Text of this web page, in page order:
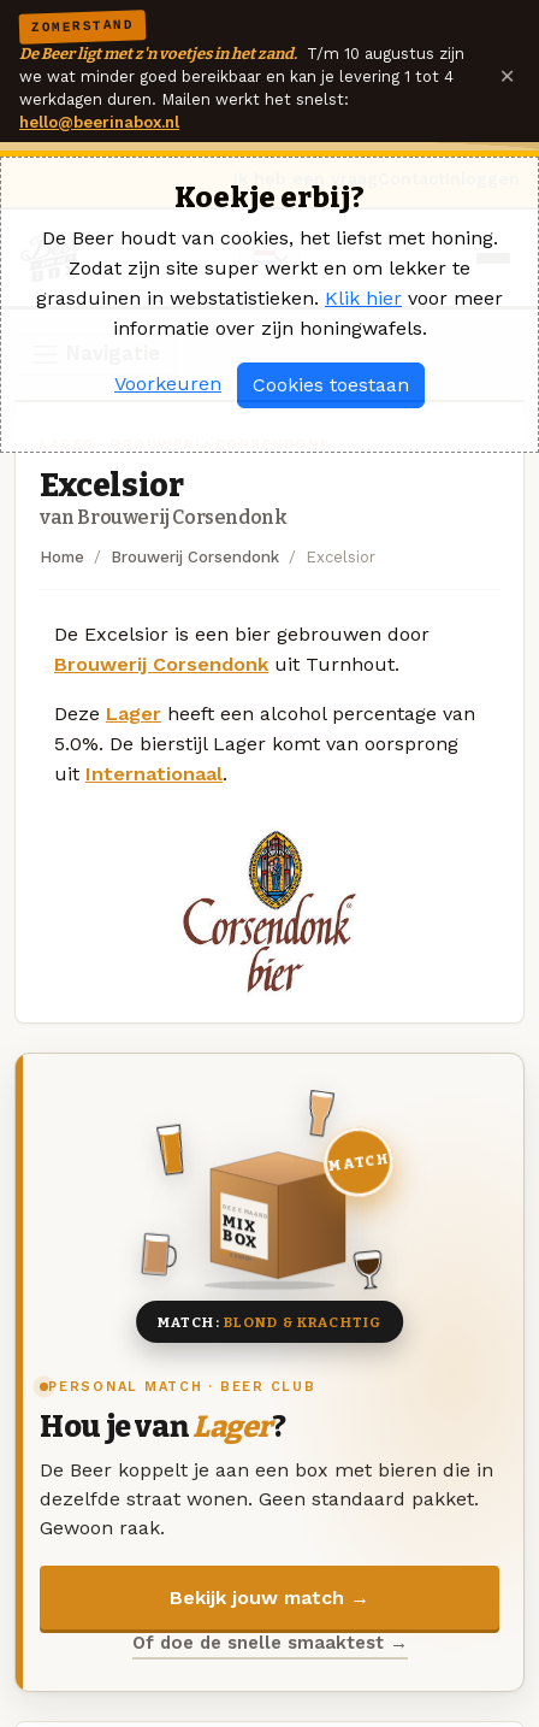
ZOMERSTAND
De Beer ligt met z'n voetjes in het zand. T/m 10 augustus zijn
we wat minder goed bereikbaar en kan je levering 1 tot 4
werkdagen duren. Mailen werkt het snelst:
hello@beerinabox.nl
×
Excelsior
van Brouwerij Corsendonk
Home Brouwerij Corsendonk Excelsior
De Excelsior is een bier gebrouwen door
Brouwerij Corsendonk uit Turnhout.
Deze Lager heeft een alcohol percentage van
5.0%. De bierstijl Lager komt van oorsprong
uit Internationaal.
PERSONAL MATCH · BEER CLUB
Hou je vanLager?
De Beer koppelt je aan een box met bieren die in
dezelfde straat wonen. Geen standaard pakket.
Gewoon raak.
Bekijk jouw match →
Of doe de snelle smaaktest →
DEZE MAAND
MIX
BOX
8 BIEREN
MATCH
MATCH: BLOND & KRACHTIG
Koekje erbij?
De Beer houdt van cookies, het liefst met honing.
Zodat zijn site super werkt en om lekker te
grasduinen in webstatistieken. Klik hier voor meer
informatie over zijn honingwafels.
Voorkeuren Cookies toestaan